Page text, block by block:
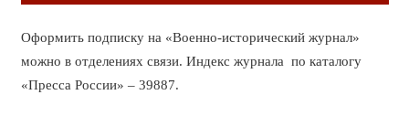
Оформить подписку на «Военно-исторический журнал»
можно в отделениях связи. Индекс журнала по каталогу
«Пресса России» – 39887.